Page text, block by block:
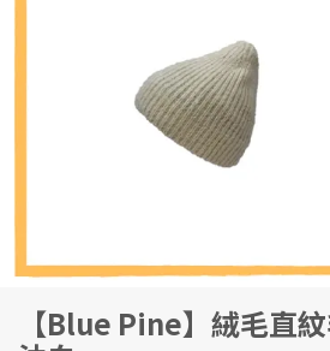
【Blue Pine】絨毛直